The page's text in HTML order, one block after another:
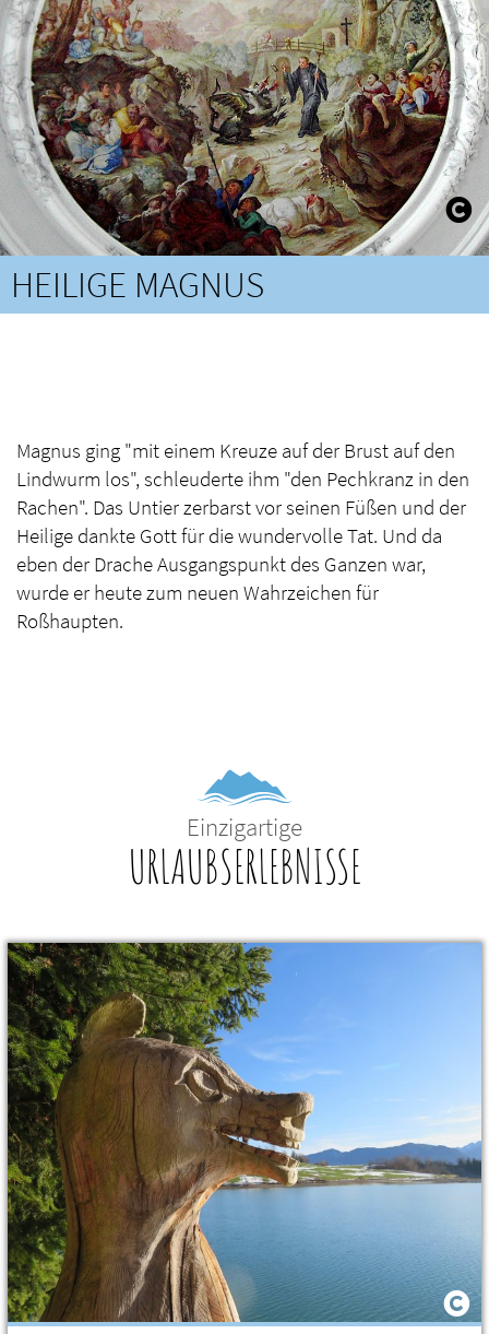
HEILIGE MAGNUS
Magnus ging "mit einem Kreuze auf der Brust auf den
Lindwurm los", schleuderte ihm "den Pechkranz in den
Rachen". Das Untier zerbarst vor seinen Füßen und der
Heilige dankte Gott für die wundervolle Tat. Und da
eben der Drache Ausgangspunkt des Ganzen war,
wurde er heute zum neuen Wahrzeichen für
Roßhaupten.
Einzigartige
URLAUBSERLEBNISSE